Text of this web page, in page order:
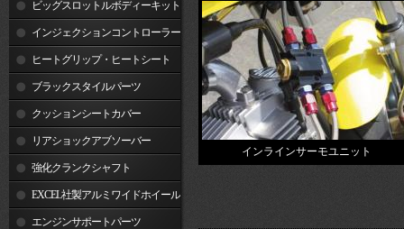
ビッグスロットルボディーキット
インジェクションコントローラー
ヒートグリップ・ヒートシート
ブラックスタイルパーツ
クッションシートカバー
リアショックアブソーバー
強化クランクシャフト
EXCEL社製アルミワイドホイール
リム エンジンサポートパーツ
インラインサーモユニット